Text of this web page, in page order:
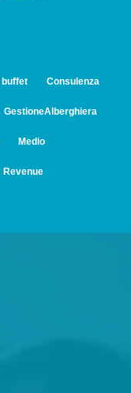
buffet Consulenza
GestioneAlberghiera
Medio
Revenue